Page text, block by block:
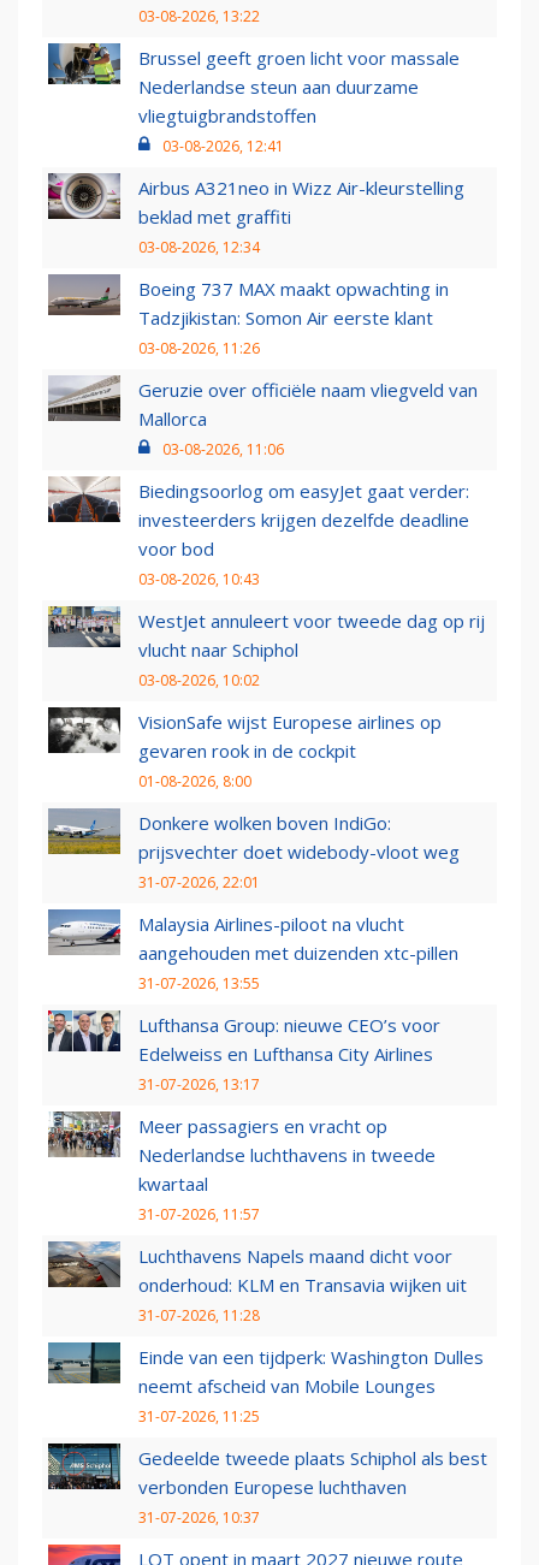
03-08-2026, 13:22
Brussel geeft groen licht voor massale
Nederlandse steun aan duurzame
vliegtuigbrandstoffen
03-08-2026, 12:41
Airbus A321neo in Wizz Air-kleurstelling
beklad met graffiti
03-08-2026, 12:34
Boeing 737 MAX maakt opwachting in
Tadzjikistan: Somon Air eerste klant
03-08-2026, 11:26
Geruzie over officiële naam vliegveld van
Mallorca
03-08-2026, 11:06
Biedingsoorlog om easyJet gaat verder:
investeerders krijgen dezelfde deadline
voor bod
03-08-2026, 10:43
WestJet annuleert voor tweede dag op rij
vlucht naar Schiphol
03-08-2026, 10:02
VisionSafe wijst Europese airlines op
gevaren rook in de cockpit
01-08-2026, 8:00
Donkere wolken boven IndiGo:
prijsvechter doet widebody-vloot weg
31-07-2026, 22:01
Malaysia Airlines-piloot na vlucht
aangehouden met duizenden xtc-pillen
31-07-2026, 13:55
Lufthansa Group: nieuwe CEO’s voor
Edelweiss en Lufthansa City Airlines
31-07-2026, 13:17
Meer passagiers en vracht op
Nederlandse luchthavens in tweede
kwartaal
31-07-2026, 11:57
Luchthavens Napels maand dicht voor
onderhoud: KLM en Transavia wijken uit
31-07-2026, 11:28
Einde van een tijdperk: Washington Dulles
neemt afscheid van Mobile Lounges
31-07-2026, 11:25
Gedeelde tweede plaats Schiphol als best
verbonden Europese luchthaven
31-07-2026, 10:37
LOT opent in maart 2027 nieuwe route